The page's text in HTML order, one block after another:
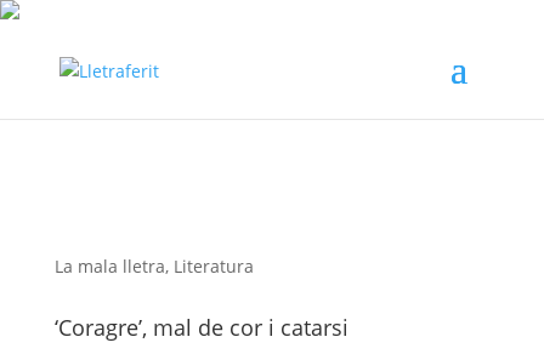
La mala lletra, Literatura
‘Coragre’, mal de cor i catarsi